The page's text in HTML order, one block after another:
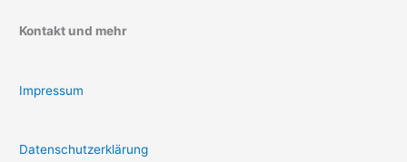
Kontakt und mehr
Impressum
Datenschutzerklärung